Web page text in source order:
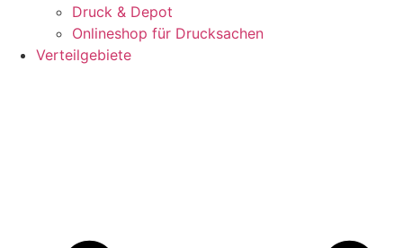
Druck & Depot
Onlineshop für Drucksachen
Verteilgebiete